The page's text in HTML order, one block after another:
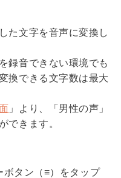
た文字を音声に変換し
録音できない環境でも
換できる文字数は最大
」より、「男性の声」
できます。
タン（≡）をタップ